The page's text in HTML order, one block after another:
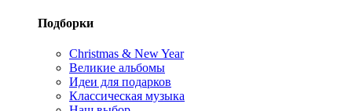
Подборки
Christmas & New Year
Великие альбомы
Идеи для подарков
Классическая музыка